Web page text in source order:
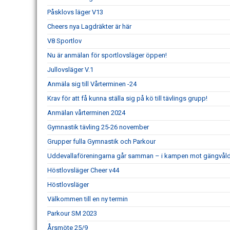
Påsklovs läger V13
Cheers nya Lagdräkter är här
V8 Sportlov
Nu är anmälan för sportlovsläger öppen!
Jullovsläger V.1
Anmäla sig till Vårterminen -24
Krav för att få kunna ställa sig på kö till tävlings grupp!
Anmälan vårterminen 2024
Gymnastik tävling 25-26 november
Grupper fulla Gymnastik och Parkour
Uddevallaföreningarna går samman – i kampen mot
Höstlovsläger Cheer v44
Höstlovsläger
Välkommen till en ny termin
Parkour SM 2023
Årsmöte 25/9